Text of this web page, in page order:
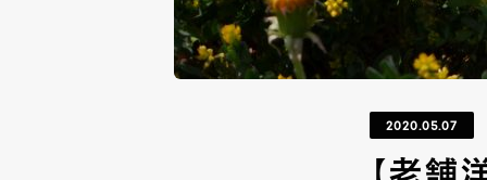
2020.05.07